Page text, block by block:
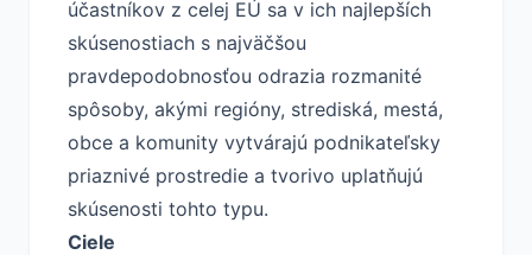
účastníkov z celej EÚ sa v ich najlepších
skúsenostiach s najväčšou
pravdepodobnosťou odrazia rozmanité
spôsoby, akými regióny, strediská, mestá,
obce a komunity vytvárajú podnikateľsky
priaznivé prostredie a tvorivo uplatňujú
skúsenosti tohto typu.
Ciele